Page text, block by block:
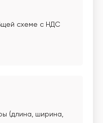
схеме с НДС
(длина, ширина,